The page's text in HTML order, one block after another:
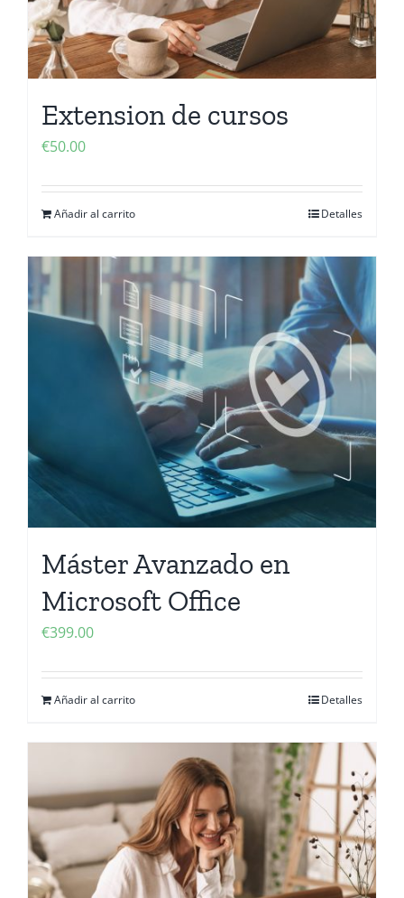
Extension de cursos
€50.00
Añadir al carrito Detalles
Máster Avanzado en
Microsoft Office
€399.00
Añadir al carrito Detalles